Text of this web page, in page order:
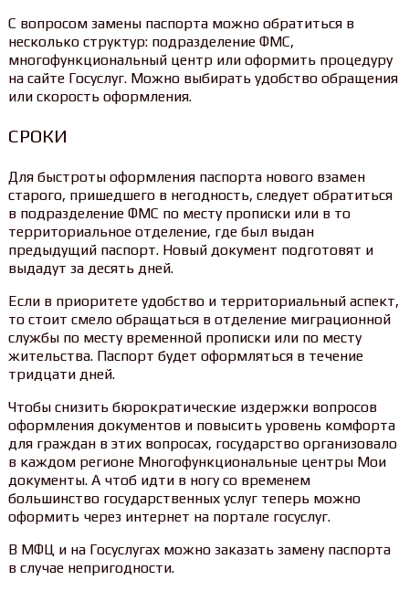
С вопросом замены паспорта можно обратиться в
несколько структур: подразделение ФМС,
многофункциональный центр или оформить процедуру
на сайте Госуслуг. Можно выбирать удобство обращения
или скорость оформления.
СРОКИ
Для быстроты оформления паспорта нового взамен
старого, пришедшего в негодность, следует обратиться
в подразделение ФМС по месту прописки или в то
территориальное отделение, где был выдан
предыдущий паспорт. Новый документ подготовят и
выдадут за десять дней.
Если в приоритете удобство и территориальный аспект,
то стоит смело обращаться в отделение миграционной
службы по месту временной прописки или по месту
жительства. Паспорт будет оформляться в течение
тридцати дней.
Чтобы снизить бюрократические издержки вопросов
оформления документов и повысить уровень комфорта
для граждан в этих вопросах, государство организовало
в каждом регионе Многофункциональные центры Мои
документы. А чтоб идти в ногу со временем
большинство государственных услуг теперь можно
оформить через интернет на портале госуслуг.
В МФЦ и на Госуслугах можно заказать замену паспорта
в случае непригодности.